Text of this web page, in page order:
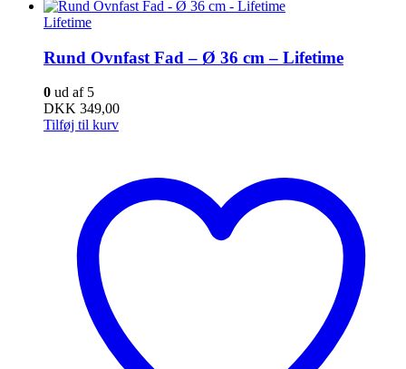
Lifetime
Rund Ovnfast Fad – Ø 36 cm – Lifetime
0 ud af 5
DKK 349,00
Tilføj til kurv